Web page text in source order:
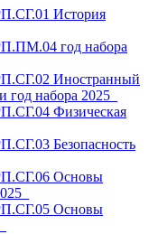
История
год набора
Иностранный
год набора 2025_
Физическая
Безопасность
Основы
Основы